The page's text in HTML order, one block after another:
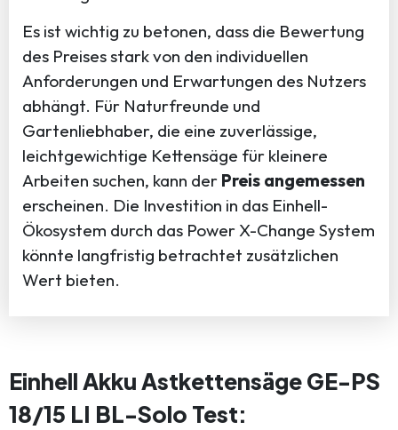
Es ist wichtig zu betonen, dass die Bewertung
des Preises stark von den individuellen
Anforderungen und Erwartungen des Nutzers
abhängt. Für Naturfreunde und
Gartenliebhaber, die eine zuverlässige,
leichtgewichtige Kettensäge für kleinere
Arbeiten suchen, kann der Preis angemessen
erscheinen. Die Investition in das Einhell-
Ökosystem durch das Power X-Change System
könnte langfristig betrachtet zusätzlichen
Wert bieten.
Einhell Akku Astkettensäge GE-PS
18/15 LI BL-Solo Test: